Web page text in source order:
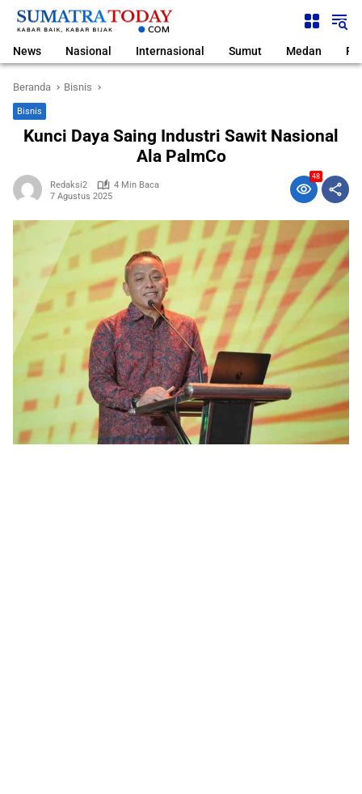
Langsung
News Nasional Internasional Sumut Medan
Beranda Bisnis
Bisnis
Kunci Daya Saing Industri Sawit Nasional
Ala PalmCo
Redaksi2
4 Min Baca
7 Agustus 2025
48